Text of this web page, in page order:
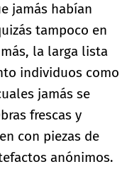
jamás habían
tampoco en
la larga lista
individuos como
jamás se
frescas y
con piezas de
anónimos.